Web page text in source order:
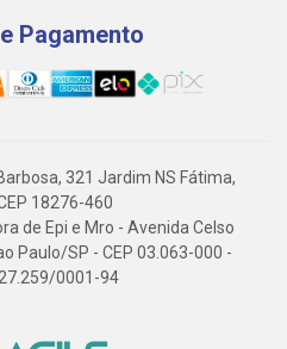
Pagamento
321 Jardim NS Fátima,
18276-460
de Epi e Mro - Avenida Celso
Paulo/SP - CEP 03.063-000 -
0001-94